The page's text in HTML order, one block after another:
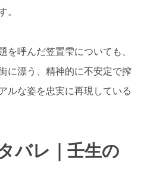
。
を呼んだ笠置雫についても、
に漂う、精神的に不安定で搾
ルな姿を忠実に再現している
バレ｜壬生の